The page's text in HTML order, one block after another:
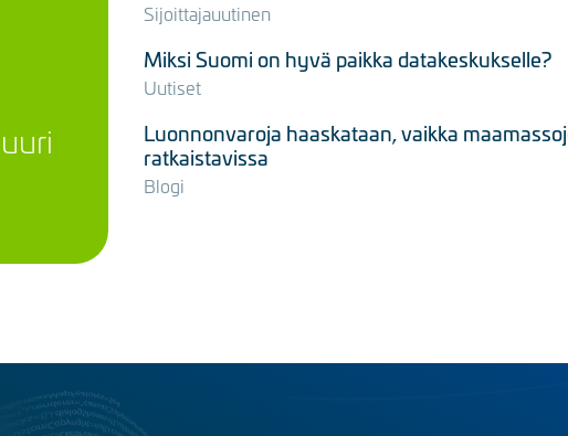
Sijoittajauutinen
Miksi Suomi on hyvä paikka datakeskukselle?
Uutiset
Luonnonvaroja haaskataan, vaikka
ratkaistavissa
Blogi